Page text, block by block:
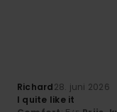
Richard28. juni 2026
I quite like it